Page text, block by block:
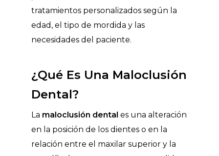
tratamientos personalizados según la
edad, el tipo de mordida y las
necesidades del paciente.
¿Qué Es Una Maloclusión
Dental?
La maloclusión dental es una alteración
en la posición de los dientes o en la
relación entre el maxilar superior y la